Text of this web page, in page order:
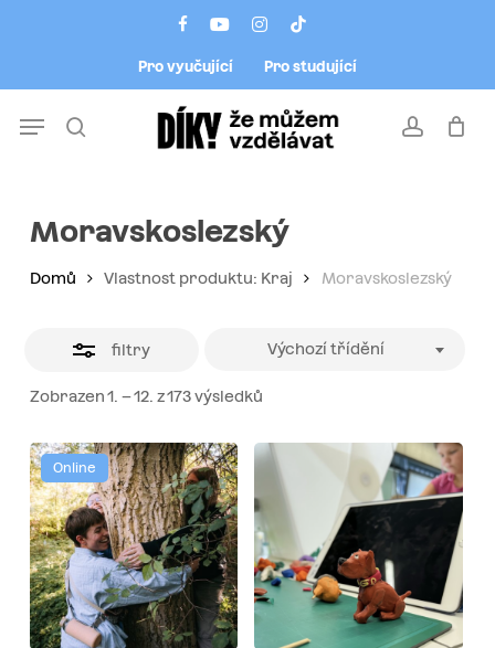
facebookyoutubeinstagram
tiktok
Pro vyučující Pro studující
account
Menu
Moravskoslezský
Domů Vlastnost produktu: Kraj Moravskoslezský
filtry
Zobrazen 1. – 12. z 173 výsledků
Výchozí třídění
Online